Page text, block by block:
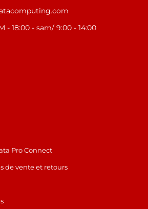
- 18:00 - sam/ 9:00 - 14:00
Pro Connect
de vente et retours